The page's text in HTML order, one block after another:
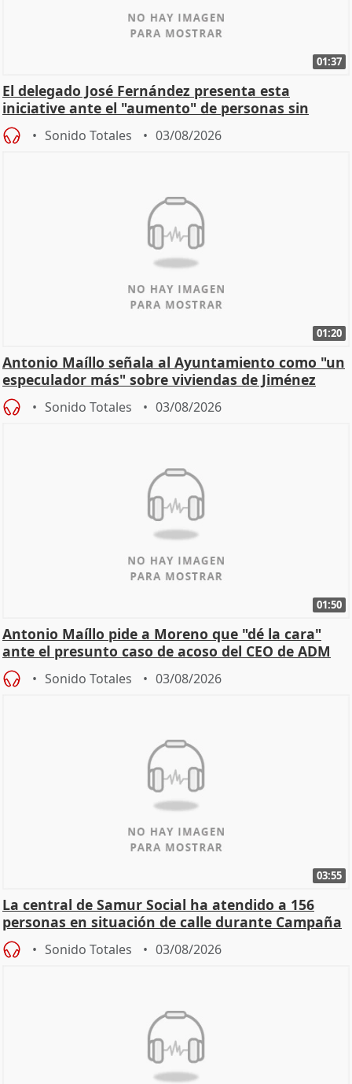
01:37
El delegado José Fernández presenta esta
iniciative ante el "aumento" de personas sin
hogar en Madri
Sonido Totales 03/08/2026
01:20
Antonio Maíllo señala al Ayuntamiento como "un
especulador más" sobre viviendas de Jiménez
Becerril
Sonido Totales 03/08/2026
01:50
Antonio Maíllo pide a Moreno que "dé la cara"
ante el presunto caso de acoso del CEO de ADM
Sonido Totales 03/08/2026
03:55
La central de Samur Social ha atendido a 156
personas en situación de calle durante Campaña
de Calor
Sonido Totales 03/08/2026